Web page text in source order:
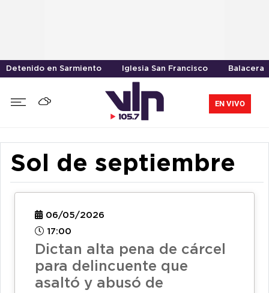
Detenido en Sarmiento Iglesia San Francisco Balacera
EN VIVO
Sol de septiembre
06/05/2026
17:00
Dictan alta pena de cárcel
para delincuente que
asaltó y abusó de